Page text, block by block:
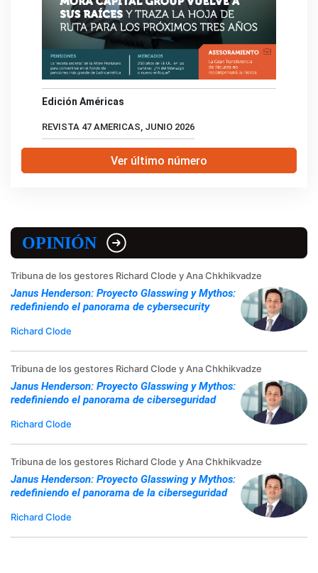
Edición Américas
REVISTA 47 AMERICAS, JUNIO 2026
Ver último número
OPINIÓN
Tribuna de los gestores Richard Clode y Ana Chkhikvadze
Janus Henderson: Proyecto Glasswing y Mythos:
redefiniendo el panorama de cybersecurity
Richard Clode
Tribuna de los gestores Richard Clode y Ana Chkhikvadze
Janus Henderson: Proyecto Glasswing y Mythos:
redefiniendo el panorama de ciberseguridad
Richard Clode
Tribuna de los gestores Richard Clode y Ana Chkhikvadze
Janus Henderson: Proyecto Glasswing y Mythos:
redefiniendo el panorama de la ciberseguridad
Richard Clode